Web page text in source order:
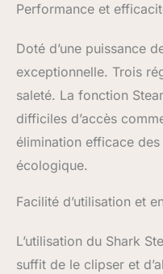
Performance et
Doté d’une puissance
exceptionnelle. Trois
saleté. La fonction
difficiles d’accès
élimination efficace
écologique.
Facilité d’utilisation et
L’utilisation du Shark
suffit de le clipser et